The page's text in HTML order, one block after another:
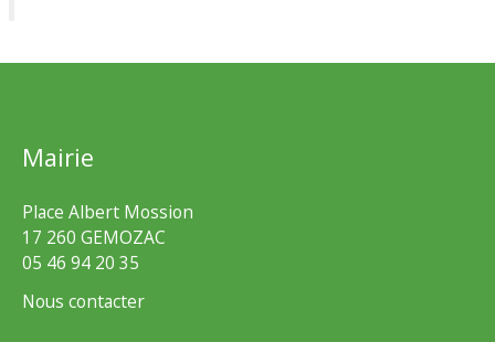
Mairie
Place Albert Mossion
17 260 GEMOZAC
05 46 94 20 35
Nous contacter